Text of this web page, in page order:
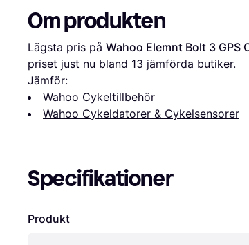
Om produkten
Lägsta pris på Wahoo Elemnt Bolt 3 GPS
priset just nu bland 13 jämförda butiker.
Jämför:
Wahoo Cykeltillbehör
Wahoo Cykeldatorer & Cykelsensorer
Specifikationer
Produkt